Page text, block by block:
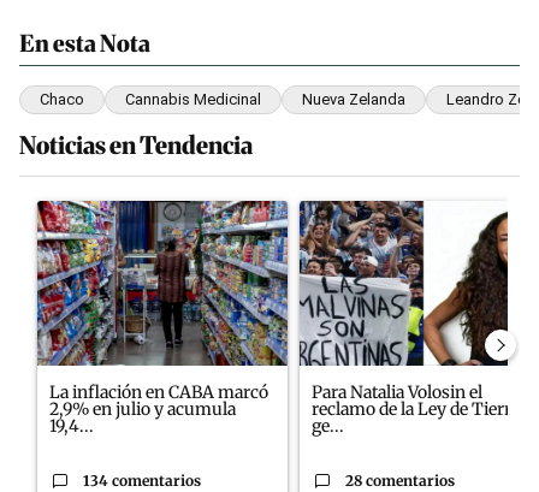
En esta Nota
Chaco Cannabis Medicinal Nueva Zelanda Leandro
Noticias en Tendencia
Este listado muestra los artículos con más comentarios en los
Un artículo de tendencia con el título "La inflación en CABA
La inflación en CABA marcó
2,9% en julio y acumula
19,4...
134 comentarios
Un artículo de tendencia con
Para Natalia Volosin el
reclamo de la Ley de Tierras
ge...
28 comentarios